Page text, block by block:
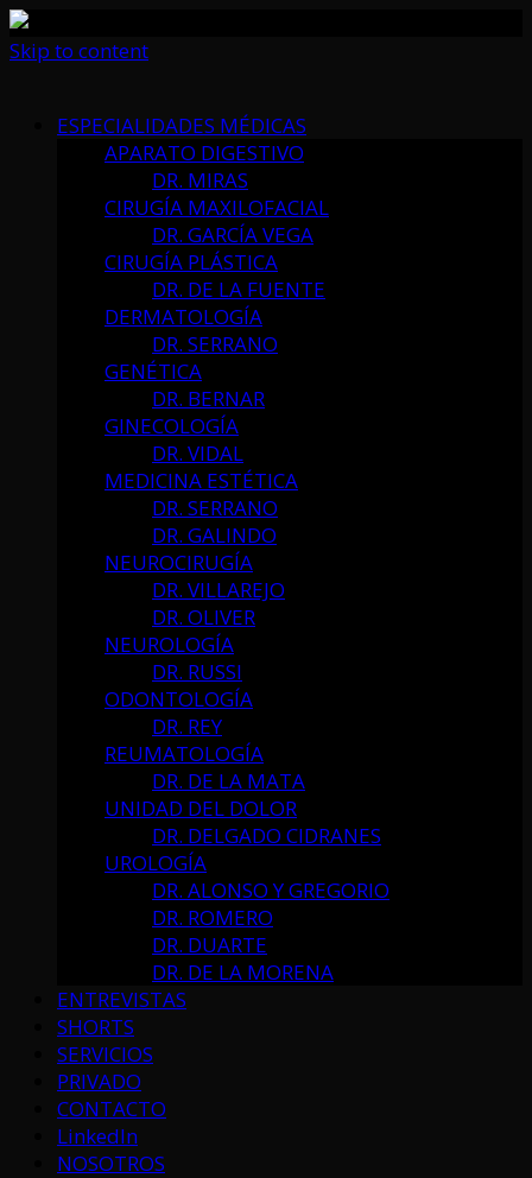
Skip to content
ESPECIALIDADES MÉDICAS
APARATO DIGESTIVO
DR. MIRAS
CIRUGÍA MAXILOFACIAL
DR. GARCÍA VEGA
CIRUGÍA PLÁSTICA
DR. DE LA FUENTE
DERMATOLOGÍA
DR. SERRANO
GENÉTICA
DR. BERNAR
GINECOLOGÍA
DR. VIDAL
MEDICINA ESTÉTICA
DR. SERRANO
DR. GALINDO
NEUROCIRUGÍA
DR. VILLAREJO
DR. OLIVER
NEUROLOGÍA
DR. RUSSI
ODONTOLOGÍA
DR. REY
REUMATOLOGÍA
DR. DE LA MATA
UNIDAD DEL DOLOR
DR. DELGADO CIDRANES
UROLOGÍA
DR. ALONSO Y GREGORIO
DR. ROMERO
DR. DUARTE
DR. DE LA MORENA
ENTREVISTAS
SHORTS
SERVICIOS
PRIVADO
CONTACTO
LinkedIn
NOSOTROS